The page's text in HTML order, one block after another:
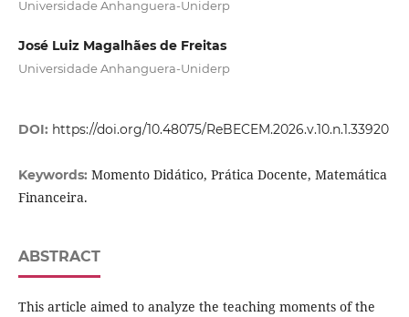
Universidade Anhanguera-Uniderp
José Luiz Magalhães de Freitas
Universidade Anhanguera-Uniderp
DOI: https://doi.org/10.48075/ReBECEM.2026.v.10.n.1.33920
Keywords: Momento Didático, Prática Docente, Matemática
Financeira.
ABSTRACT
This article aimed to analyze the teaching moments of the